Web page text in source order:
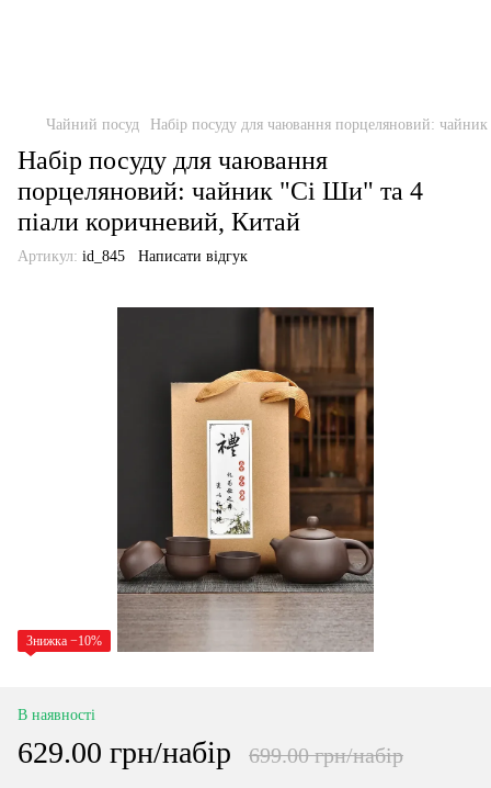
Чайний посуд Набір посуду для чаювання порцеляновий:
Набір посуду для чаювання
порцеляновий: чайник "Сі Ши" та 4
піали коричневий, Китай
Артикул: id_845 Написати відгук
Знижка −10%
В наявності
629.00 грн/набір 699.00 грн/набір